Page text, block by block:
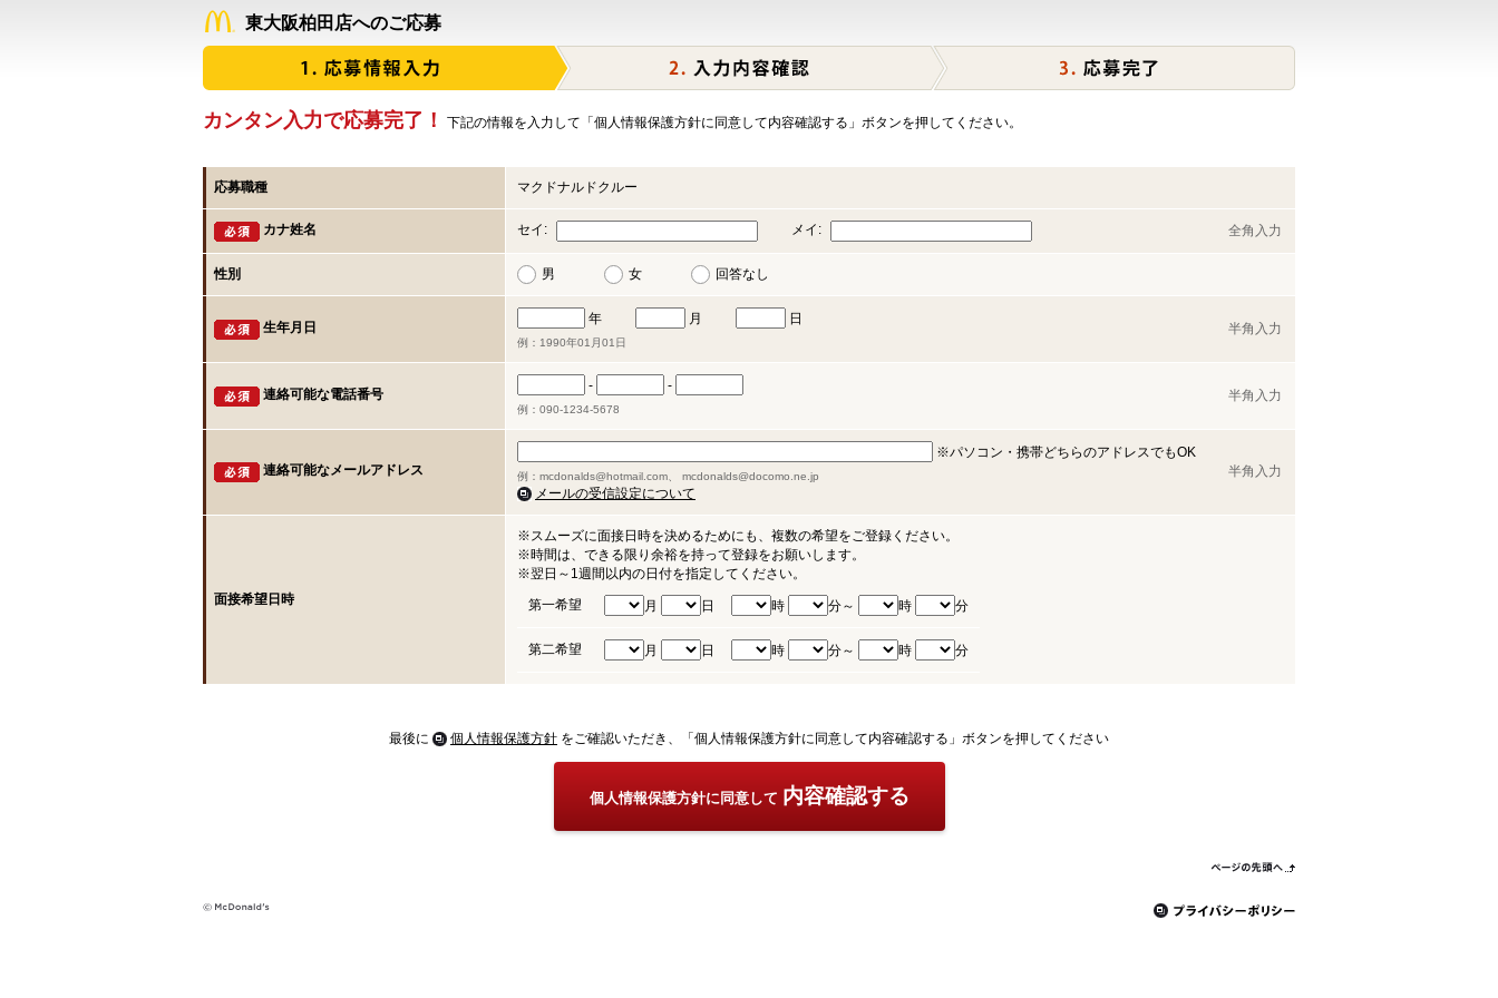
東大阪柏田店へのご応募
カンタン入力で応募完了！ 下記の情報を入力して「個人情報保護方針に同意して内容確認する」ボタンを押してください。
応募職種 マクドナルドクルー
カナ姓名 セイ: メイ: 全角入力
性別 男 女 回答なし
生年月日
年 月 日
例：1990年01月01日
半角入力
連絡可能な電話番号
- -
例：090-1234-5678
半角入力
連絡可能なメールアドレス
※パソコン・携帯どちらのアドレスでもOK
例：mcdonalds@hotmail.com、 mcdonalds@docomo.ne.jp
メールの受信設定について
半角入力
面接希望日時
※スムーズに面接日時を決めるためにも、複数の希望をご登録ください。
※時間は、できる限り余裕を持って登録をお願いします。
※翌日～1週間以内の日付を指定してください。
第一希望
月 日 時 分～ 時 分
第二希望 月 日 時 分～ 時 分
最後に 個人情報保護方針 をご確認いただき、「個人情報保護方針に同意して内容確認する」ボタンを押してください
個人情報保護方針に同意して 内容確認する